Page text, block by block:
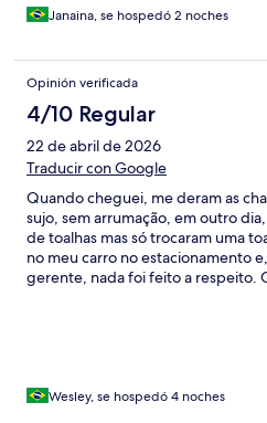
Janaina, se hospedó 2 noches
Opinión verificada
4/10 Regular
22 de abril de 2026
Traducir con Google
Quando cheguei, me deram as
sujo, sem arrumação, em outro
de toalhas mas só trocaram uma
no meu carro no estacionamento
gerente, nada foi feito a respeito.
Wesley, se hospedó 4 noches